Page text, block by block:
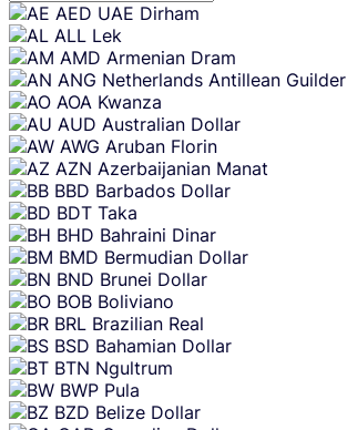
Skip
content
AED UAE Dirham
ALL Lek
AMD Armenian Dram
ANG Netherlands Antillean Guilder
AOA Kwanza
AUD Australian Dollar
AWG Aruban Florin
AZN Azerbaijanian Manat
BBD Barbados Dollar
BDT Taka
BHD Bahraini Dinar
BMD Bermudian Dollar
BND Brunei Dollar
BOB Boliviano
BRL Brazilian Real
BSD Bahamian Dollar
BTN Ngultrum
BWP Pula
BZD Belize Dollar